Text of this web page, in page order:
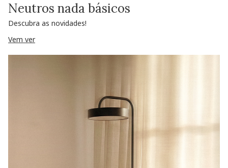
Neutros nada básicos
Descubra as novidades!
Vem ver